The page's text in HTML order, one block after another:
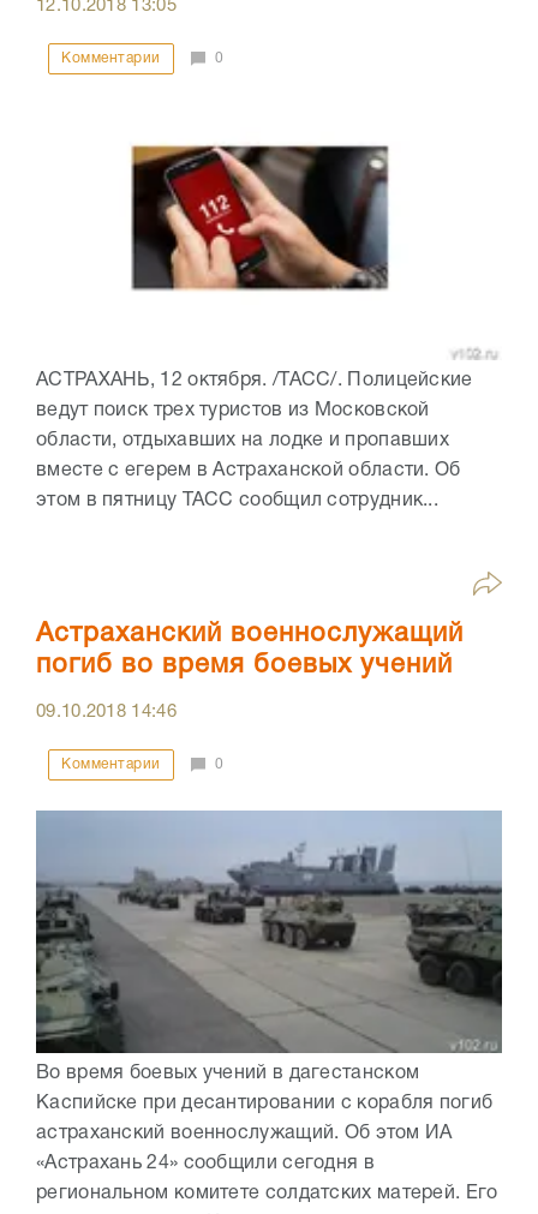
12.10.2018 13:05
Комментарии 0
АСТРАХАНЬ, 12 октября. /ТАСС/. Полицейские
ведут поиск трех туристов из Московской
области, отдыхавших на лодке и пропавших
вместе с егерем в Астраханской области. Об
этом в пятницу ТАСС сообщил сотрудник...
Астраханский военнослужащий
погиб во время боевых учений
09.10.2018 14:46
Комментарии 0
Во время боевых учений в дагестанском
Каспийске при десантировании с корабля погиб
астраханский военнослужащий. Об этом ИА
«Астрахань 24» сообщили сегодня в
региональном комитете солдатских матерей. Его